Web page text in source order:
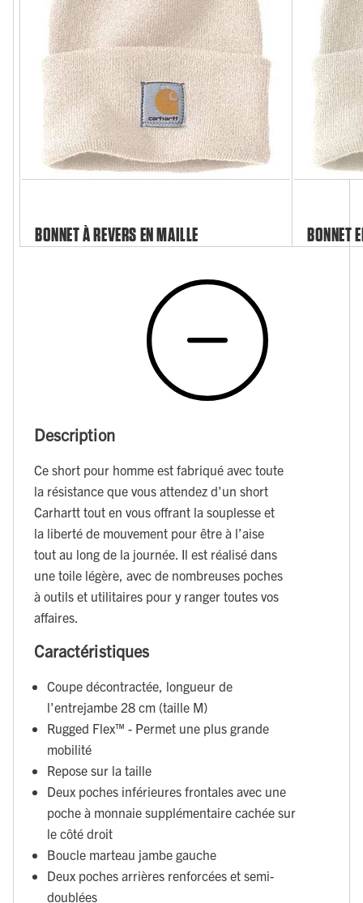
BONNET À REVERS EN MAILLE BONNET
Description
Ce short pour homme est fabriqué avec toute
la résistance que vous attendez d'un short
Carhartt tout en vous offrant la souplesse et
la liberté de mouvement pour être à l’aise
tout au long de la journée. Il est réalisé dans
une toile légère, avec de nombreuses poches
à outils et utilitaires pour y ranger toutes vos
affaires.
Caractéristiques
Coupe décontractée, longueur de
l'entrejambe 28 cm (taille M)
Rugged Flex™ - Permet une plus grande
mobilité
Repose sur la taille
Deux poches inférieures frontales avec une
poche à monnaie supplémentaire cachée sur
le côté droit
Boucle marteau jambe gauche
Deux poches arrières renforcées et semi-
doublées